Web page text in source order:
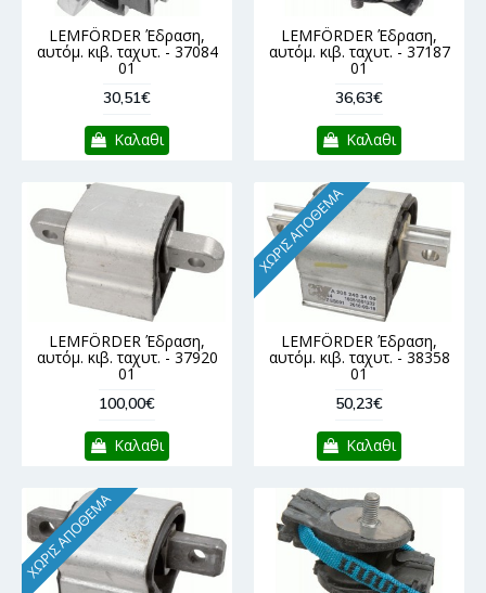
LEMFÖRDER Έδραση,
αυτόμ. κιβ. ταχυτ. - 37084
01
30,51€
Καλαθι
LEMFÖRDER Έδραση,
αυτόμ. κιβ. ταχυτ. - 37187
01
36,63€
Καλαθι
LEMFÖRDER Έδραση,
αυτόμ. κιβ. ταχυτ. - 37920
01
100,00€
Καλαθι
ΧΩΡΊΣ ΑΠΌΘΕΜΑ
LEMFÖRDER Έδραση,
αυτόμ. κιβ. ταχυτ. - 38358
01
50,23€
Καλαθι
ΧΩΡΊΣ ΑΠΌΘΕΜΑ